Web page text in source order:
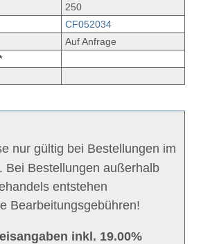
250
CF052034
Auf Anfrage
nur gültig bei Bestellungen im
Bei Bestellungen außerhalb
entstehen
Bearbeitungsgebühren!
inkl. 19.00%